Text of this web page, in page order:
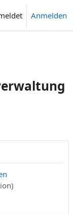
Anmelden